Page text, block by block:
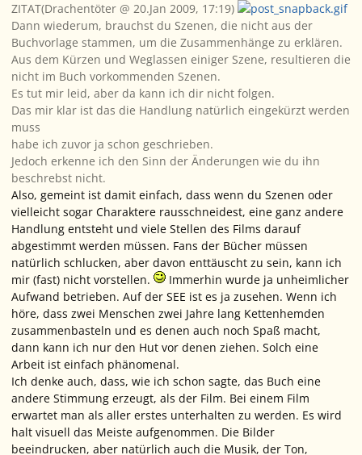
ZITAT(Drachentöter @ 20.Jan 2009, 17:19)
Dann wiederum, brauchst du Szenen, die nicht aus der
Buchvorlage stammen, um die Zusammenhänge zu erklären.
Aus dem Kürzen und Weglassen einiger Szene, resultieren die
nicht im Buch vorkommenden Szenen.
Es tut mir leid, aber da kann ich dir nicht folgen.
Das mir klar ist das die Handlung natürlich eingekürzt werden
muss
habe ich zuvor ja schon geschrieben.
Jedoch erkenne ich den Sinn der Änderungen wie du ihn
beschrebst nicht.
Also, gemeint ist damit einfach, dass wenn du Szenen oder
vielleicht sogar Charaktere rausschneidest, eine ganz andere
Handlung entsteht und viele Stellen des Films darauf
abgestimmt werden müssen. Fans der Bücher müssen
natürlich schlucken, aber davon enttäuscht zu sein, kann ich
mir (fast) nicht vorstellen.
Immerhin wurde ja unheimlicher
Aufwand betrieben. Auf der SEE ist es ja zusehen. Wenn ich
höre, dass zwei Menschen zwei Jahre lang Kettenhemden
zusammenbasteln und es denen auch noch Spaß macht,
dann kann ich nur den Hut vor denen ziehen. Solch eine
Arbeit ist einfach phänomenal.
Ich denke auch, dass, wie ich schon sagte, das Buch eine
andere Stimmung erzeugt, als der Film. Bei einem Film
erwartet man als aller erstes unterhalten zu werden. Es wird
halt visuell das Meiste aufgenommen. Die Bilder
beeindrucken, aber natürlich auch die Musik, der Ton,